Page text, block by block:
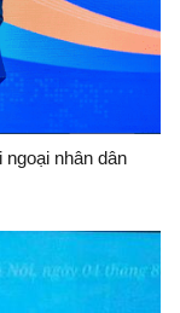
ngoại nhân dân